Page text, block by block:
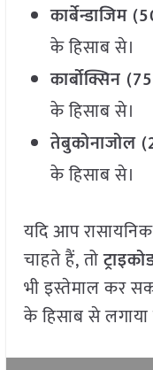
कार्बेन्डाजिम (
के हिसाब से।
कार्बोक्सिन (
के हिसाब से।
तेबुकोनाजोल (
के हिसाब से।
यदि आप
चाहते हैं, तो
भी इस्तेमाल कर
के हिसाब से